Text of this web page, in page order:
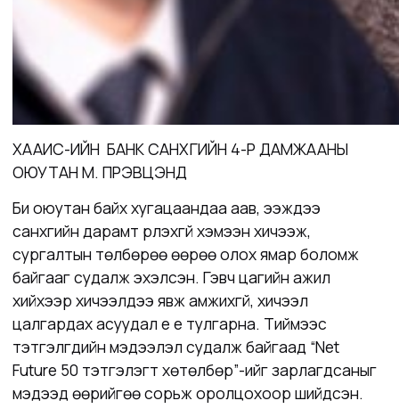
ХААИС-ИЙН БАНК САНХҮҮГИЙН 4-Р ДАМЖААНЫ
ОЮУТАН М. ПҮРЭВЦЭНД
Би оюутан байх хугацаандаа аав, ээждээ
санхүүгийн дарамт үүрүүлэхгүй хэмээн хичээж,
сургалтын төлбөрөө өөрөө олох ямар боломж
байгааг судалж эхэлсэн. Гэвч цагийн ажил
хийхээр хичээлдээ явж амжихгүй, хичээл
цалгардах асуудал үе үе тулгарна. Тиймээс
тэтгэлгүүдийн мэдээлэл судалж байгаад “Net
Future 50 тэтгэлэгт хөтөлбөр”-ийг зарлагдсаныг
мэдээд өөрийгөө сорьж оролцохоор шийдсэн.